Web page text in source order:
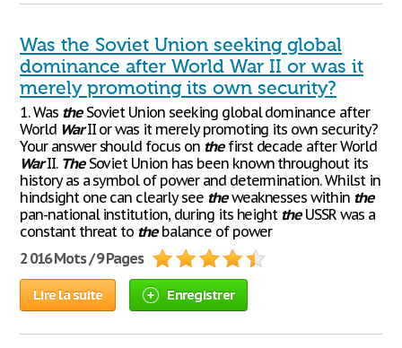
Was the Soviet Union seeking global
dominance after World War II or was it
merely promoting its own security?
1. Was theSoviet Union seeking global dominance after
World WarII or was it merely promoting its own security?
Your answer should focus on thefirst decade after World
WarII. TheSoviet Union has been known throughout its
history as a symbol of power and determination. Whilst in
hindsight one can clearly see theweaknesses within the
pan-national institution, during its height theUSSR was a
constant threat to thebalance of power
2 016 Mots / 9 Pages
Lire la suite Enregistrer